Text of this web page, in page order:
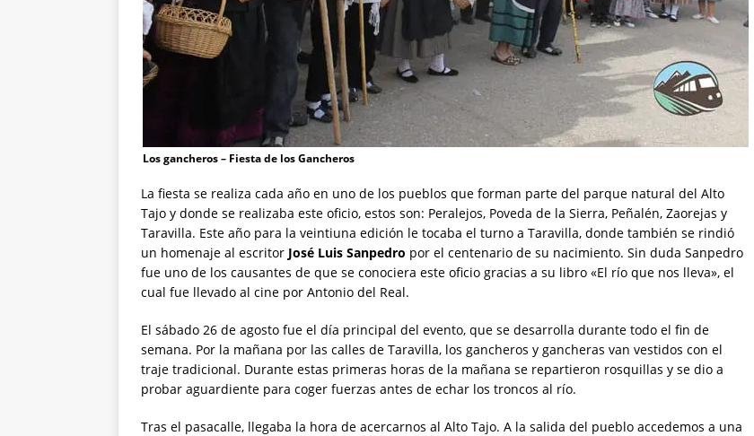
Los gancheros – Fiesta de los Gancheros
La fiesta se realiza cada año en uno de los pueblos que forman parte del parque natural del Alto
Tajo y donde se realizaba este oficio, estos son: Peralejos, Poveda de la Sierra, Peñalén, Zaorejas y
Taravilla. Este año para la veintiuna edición le tocaba el turno a Taravilla, donde también se rindió
un homenaje al escritor José Luis Sanpedro por el centenario de su nacimiento. Sin duda Sanpedro
fue uno de los causantes de que se conociera este oficio gracias a su libro «El río que nos lleva», el
cual fue llevado al cine por Antonio del Real.
El sábado 26 de agosto fue el día principal del evento, que se desarrolla durante todo el fin de
semana. Por la mañana por las calles de Taravilla, los gancheros y gancheras van vestidos con el
traje tradicional. Durante estas primeras horas de la mañana se repartieron rosquillas y se dio a
probar aguardiente para coger fuerzas antes de echar los troncos al río.
Tras el pasacalle, llegaba la hora de acercarnos al Alto Tajo. A la salida del pueblo accedemos a una